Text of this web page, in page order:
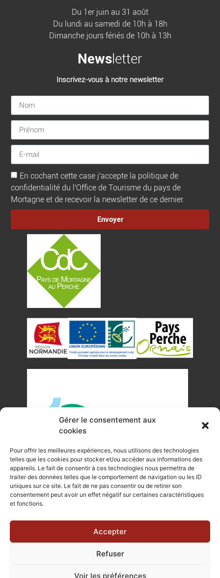
Gérer le consentement aux
cookies
Pour offrir les meilleures expériences, nous utilisons des technologies
telles que les cookies pour stocker et/ou accéder aux informations des
appareils. Le fait de consentir à ces technologies nous permettra de
traiter des données telles que le comportement de navigation ou les ID
uniques sur ce site. Le fait de ne pas consentir ou de retirer son
consentement peut avoir un effet négatif sur certaines caractéristiques
et fonctions.
Accepter
Refuser
Voir les préférences
Du 1er juin au 31 août
Du lundi au samedi de 10h à 18h
Dimanche jours fériés de 10h à 13h
Newsletter
Inscrivez-vous à notre newsletter
En cochant cette case j'accepte la politique de
confidentialité du l'Office de Tourisme du pays de
Mortagne et de recevoir la newsletter de ce dernier.
Envoyer
©Tous droits réservés Office de Tourisme du Pays de
Plan du site
Site internet réalisé par Je
Communique